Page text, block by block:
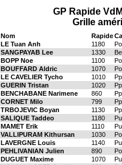
GP Rapide
Grille
Nom Rapide
LE Tuan Anh 1180
SANGPAYAB Lee 1330
BOPP Noe 1100
BOUFFARD Aldric 1070
LE CAVELIER Tycho 1010
GUERIN Tristan 1020
BENCHABANE Narimene 860
CORNET Milo 799
TRBOJEVIC Boyan 1130
SALIQUE Taddeo 1180
MAMET Erik 1110
VALLIPURAM Kithursan 1030
LAVERGNE Louis 1140
PEHLIVANIAN Julien 890
DUGUET Maxime 1070